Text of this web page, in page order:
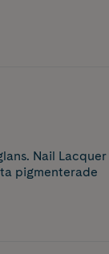
Nail Lacquer
pigmenterade